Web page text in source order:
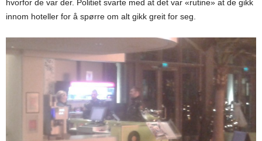
hvorfor de var der. Politiet svarte med at det var «rutine» at de gikk
innom hoteller for å spørre om alt gikk greit for seg.